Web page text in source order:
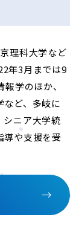
理科大学など
年3月までは9
学のほか、
ど、多岐に
シニア大学統
導や支援を受